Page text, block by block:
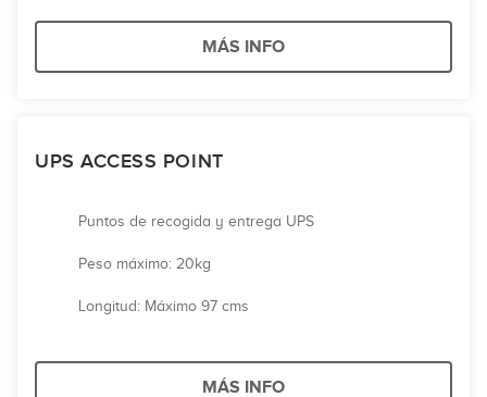
MÁS INFO
UPS ACCESS POINT
Puntos de recogida y entrega UPS
Peso máximo: 20kg
Longitud: Máximo 97 cms
MÁS INFO